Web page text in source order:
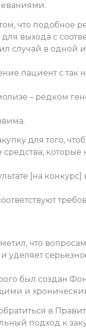
что подобное
выхода с
случай в одной
пациент с так
– редком
для того,
[на
что
уделяет
был создан
и
в
подход к